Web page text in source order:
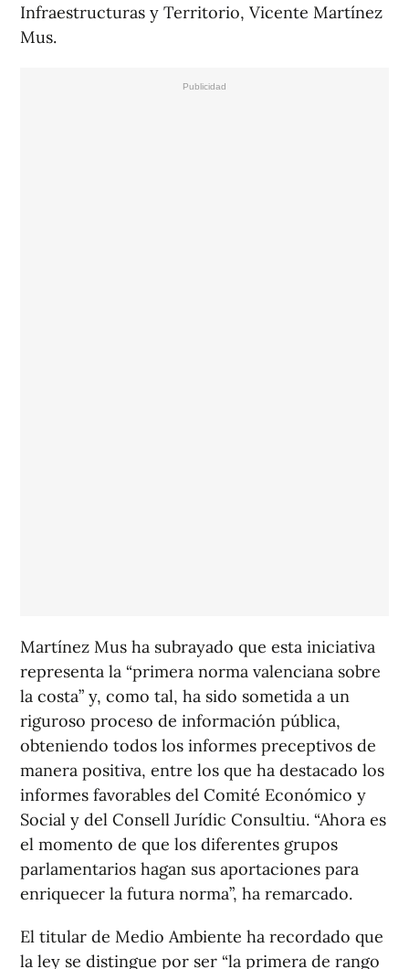
Infraestructuras y Territorio, Vicente Martínez
Mus.
Martínez Mus ha subrayado que esta iniciativa
representa la “primera norma valenciana sobre
la costa” y, como tal, ha sido sometida a un
riguroso proceso de información pública,
obteniendo todos los informes preceptivos de
manera positiva, entre los que ha destacado los
informes favorables del Comité Económico y
Social y del Consell Jurídic Consultiu. “Ahora es
el momento de que los diferentes grupos
parlamentarios hagan sus aportaciones para
enriquecer la futura norma”, ha remarcado.
El titular de Medio Ambiente ha recordado que
la ley se distingue por ser “la primera de rango